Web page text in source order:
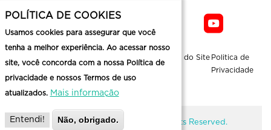
Mapa do Site Politica de
Privacidade
@ Copyright Belotur 2026. All Rights Reserved.
POLÍTICA DE COOKIES
Usamos cookies para assegurar que você
tenha a melhor experiência. Ao acessar nosso
site, você concorda com a nossa Política de
privacidade e nossos Termos de uso
atualizados. Mais informação
Entendi! Não, obrigado.